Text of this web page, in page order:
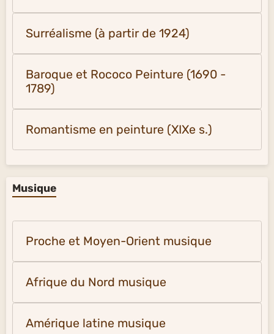
Surréalisme (à partir de 1924)
Baroque et Rococo Peinture (1690 -
1789)
Romantisme en peinture (XIXe s.)
Musique
Proche et Moyen-Orient musique
Afrique du Nord musique
Amérique latine musique